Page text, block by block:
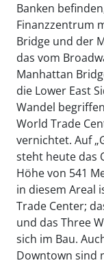
Banken
Finanzzentrum
Bridge und der
das vom
Manhattan
die Lower East
Wandel
World Trade
vernichtet. Auf
steht heute das
Höhe von 541
in diesem Areal
Trade Center;
und das Three
sich im Bau.
Downtown sind